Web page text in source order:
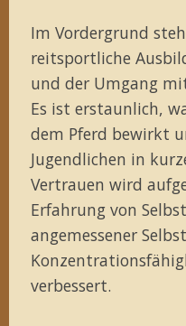
Im Vordergrund
reitsportliche
und der Umgang
Es ist erstaunlich,
dem Pferd bewirkt
Jugendlichen in
Vertrauen wird
Erfahrung von
angemessener
verbessert.